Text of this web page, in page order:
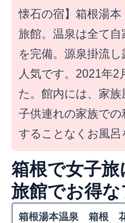
懐石の宿】箱根湯
旅館。温泉は全て
を完備。源泉掛流し
人気です。2021年2
た。館内には、家族
子供連れの家族で
することなくお風呂
箱根で女子旅
旅館でお得
箱根湯本温泉 箱根